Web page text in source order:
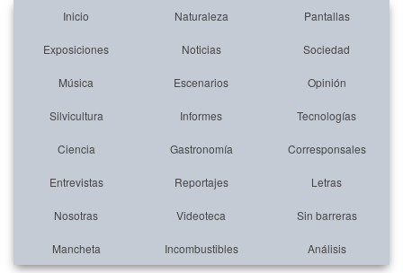
Inicio Naturaleza Pantallas
Exposiciones Noticias Sociedad
Música Escenarios Opinión
Silvicultura Informes Tecnologías
Ciencia Gastronomía Corresponsales
Entrevistas Reportajes Letras
Nosotras Videoteca Sin barreras
Mancheta Incombustibles Análisis